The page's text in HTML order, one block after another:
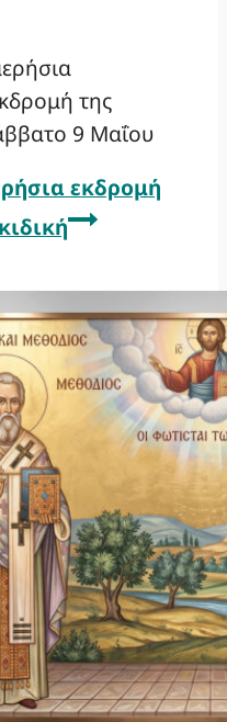
της
9 Μαΐου
εκδρομή